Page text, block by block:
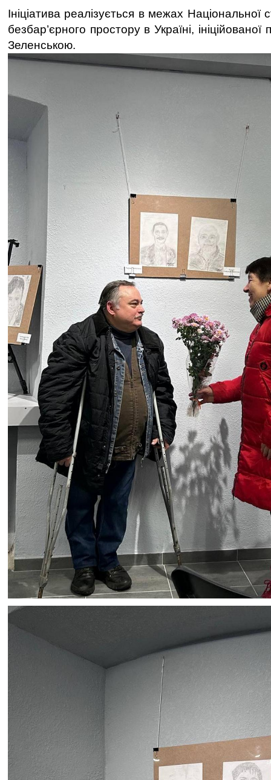
Ініціатива реалізується в межах Національної
безбар’єрного простору в Україні,
Зеленською.